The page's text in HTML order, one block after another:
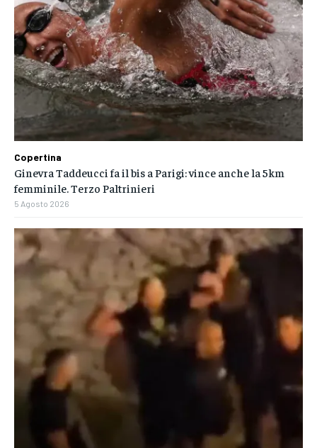
Copertina
Ginevra Taddeucci fa il bis a Parigi: vince anche la 5km
femminile. Terzo Paltrinieri
5 Agosto 2026